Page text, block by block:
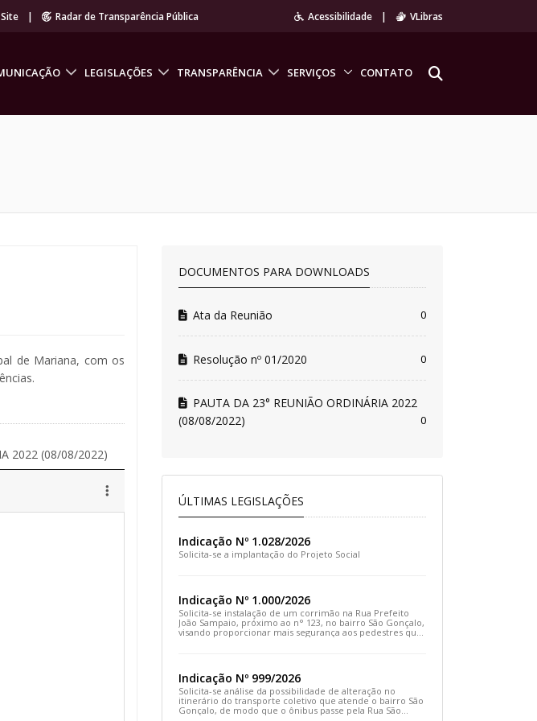
| Radar de Transparência Pública Acessibilidade | VLibras
LEGISLAÇÕES TRANSPARÊNCIA SERVIÇOS CONTATO
de Mariana, com os
2022 (08/08/2022)
DOCUMENTOS PARA DOWNLOADS
Ata da Reunião 0
Resolução nº 01/2020 0
PAUTA DA 23° REUNIÃO ORDINÁRIA 2022
(08/08/2022)
0
ÚLTIMAS LEGISLAÇÕES
Indicação Nº 1.028/2026
Solicita-se a implantação do Projeto Social
Indicação Nº 1.000/2026
Solicita-se instalação de um corrimão na Rua Prefeito
João Sampaio, próximo ao n° 123, no bairro São Gonçalo,
visando proporcionar mais segurança aos pedestres que
Indicação Nº 999/2026
Solicita-se análise da possibilidade de alteração no
itinerário do transporte coletivo que atende o bairro São
Gonçalo, de modo que o ônibus passe pela Rua São